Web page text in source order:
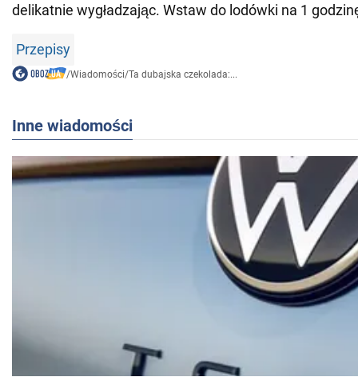
delikatnie wygładzając. Wstaw do lodówki na 1
Przepisy
/Wiadomości/Ta dubajska czekolada:...
Inne wiadomości